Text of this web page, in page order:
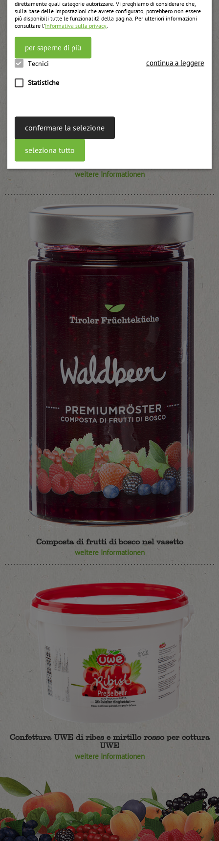
direttamente quali categorie autorizzare. Vi preghiamo di considerare che,
sulla base delle impostazioni che avrete configurato, potrebbero non essere
più disponibili tutte le funzionalità della pagina. Per ulteriori informazioni
consultare l’Informativa sulla privacy
per saperne di più
Tecnici
Statistiche
continua a leggere
confermare la selezione
seleziona tutto
Sciroppo di mirtillo nero
weitere Informationen
Composta di frutti di bosco nel vasetto
weitere Informationen
Confettura UWE di ribes e mirtillo rosso per cottura
UWE
weitere Informationen